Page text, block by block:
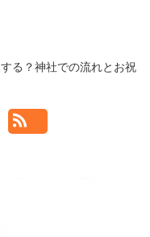
る？神社での流れとお祝